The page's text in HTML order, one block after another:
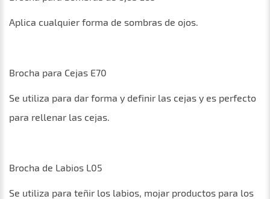
Aplica cualquier forma de sombras de ojos.
Brocha para Cejas E70
Se utiliza para dar forma y definir las cejas y es perfecto
para rellenar las cejas.
Brocha de Labios L05
Se utiliza para teñir los labios, mojar productos para los